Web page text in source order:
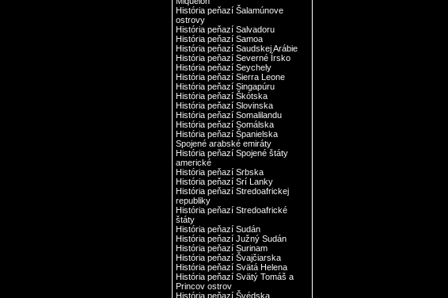
História peňazí Šalamúnove
ostrovy
História peňazí Salvadoru
História peňazí Samoa
História peňazí Saudskej Arábie
História peňazí Severné Írsko
História peňazí Seychely
História peňazí Sierra Leone
História peňazí Singapúru
História peňazí Škótska
História peňazí Slovinska
História peňazí Somalilandu
História peňazí Somálska
História peňazí Španielska
Spojené arabské emiráty
História peňazí Spojené štáty
americké
História peňazí Srbska
História peňazí Srí Lanky
História peňazí Stredoafrickej
republiky
História peňazí Stredoafrické
štáty
História peňazí Sudán
História peňazí Južný Sudán
História peňazí Surinam
História peňazí Švajčiarska
História peňazí Svätá Helena
História peňazí Svätý Tomáš a
Princov ostrov
História peňazí Švédska